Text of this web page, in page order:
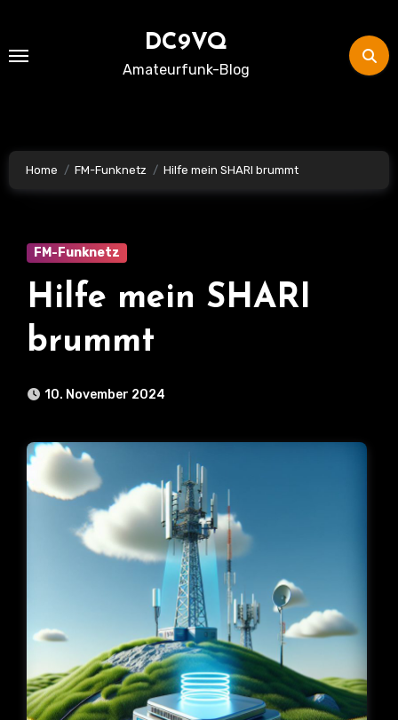
content
DC9VQ
Amateurfunk-Blog
Home FM-Funknetz Hilfe mein SHARI brummt
FM-Funknetz
Hilfe mein SHARI
brummt
10. November 2024